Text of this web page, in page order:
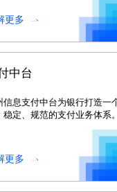
更多
中台
信息支付中台为银行打造一
稳定、规范的支付业务体系。
更多